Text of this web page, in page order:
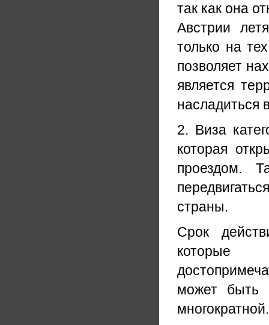
так как она
Австрии
только на
позволяет
является
насладиться
2. Виза
которая
проездом.
страны.
Срок
может быть
многократной.